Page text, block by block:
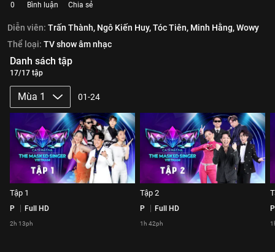
0 Bình luận Chia sẻ
Diễn viên: Trấn Thành, Ngô Kiến Huy,Tóc Tiên, Minh Hằng,Wowy
Thể loại: TV show âm nhạc
Danh sách tập
17/17 tập
Mùa 1 01-24
Tập 1
P Full HD
2h 13ph
Tập 2
P Full HD
1h 42ph
P